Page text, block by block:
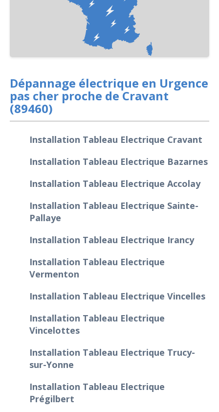
Dépannage électrique en Urgence
pas cher proche de Cravant
(89460)
Installation Tableau Electrique Cravant
Installation Tableau Electrique Bazarnes
Installation Tableau Electrique Accolay
Installation Tableau Electrique Sainte-
Pallaye
Installation Tableau Electrique Irancy
Installation Tableau Electrique
Vermenton
Installation Tableau Electrique Vincelles
Installation Tableau Electrique
Vincelottes
Installation Tableau Electrique Trucy-
sur-Yonne
Installation Tableau Electrique
Prégilbert